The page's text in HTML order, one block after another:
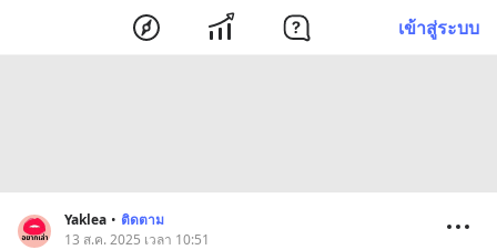
เข้าสู่ระบบ
Yaklea • ติดตาม
13 ส.ค. 2025 เวลา 10:51